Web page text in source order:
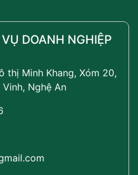
DOANH NGHIỆP
thị Minh Khang, Xóm 20,
Nghệ An